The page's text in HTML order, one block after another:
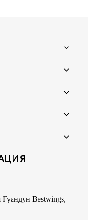
Bestwings,